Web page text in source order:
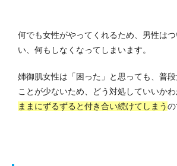
何でも女性がやってくれるため、男性は
い、何もしなくなってしまいます。
姉御肌女性は「困った」と思っても、普
ことが少ないため、どう対処していいかわ
ままにずるずると付き合い続けてしまうの